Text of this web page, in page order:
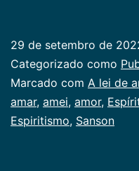
29 de setembro de
Categorizado como
Marcado com A lei de
amar, amei, amor,
Espiritismo, Sanson